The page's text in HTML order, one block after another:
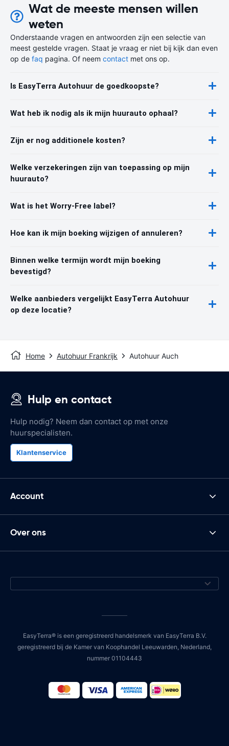
Wat de meeste mensen willen
weten
Onderstaande vragen en antwoorden zijn een selectie van
meest gestelde vragen. Staat je vraag er niet bij kijk dan even
op de faq pagina. Of neem contact met ons op.
Is EasyTerra Autohuur de goedkoopste?
Wat heb ik nodig als ik mijn huurauto ophaal?
Zijn er nog additionele kosten?
Welke verzekeringen zijn van toepassing op mijn
huurauto?
Wat is het Worry-Free label?
Hoe kan ik mijn boeking wijzigen of annuleren?
Binnen welke termijn wordt mijn boeking
bevestigd?
Welke aanbieders vergelijkt EasyTerra Autohuur
op deze locatie?
Home Autohuur Frankrijk Autohuur Auch
Hulp en contact
Hulp nodig? Neem dan contact op met onze
huurspecialisten.
Klantenservice
Account
Over ons
EasyTerra® is een geregistreerd handelsmerk van EasyTerra B.V.
geregistreerd bij de Kamer van Koophandel Leeuwarden, Nederland,
nummer 01104443